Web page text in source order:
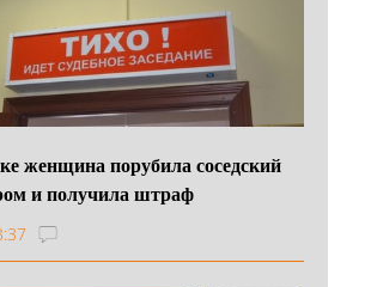
женщина порубила соседский
и получила штраф